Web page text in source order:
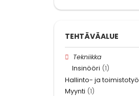
TEHTÄVÄALUE
Tekniikka
Insinööri (1)
Hallinto- ja toimistotyö
Myynti (1)